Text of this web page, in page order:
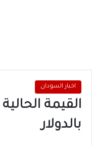
اخبار السودان
القيمة
بالدولار